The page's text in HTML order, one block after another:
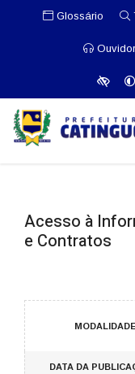
Glossário
Acesso à
e Contratos
DATA DA